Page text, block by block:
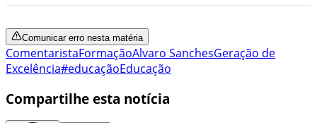
Comunicar erro nesta matéria
ComentaristaFormaçãoAlvaro SanchesGeração de
Excelência#educaçãoEducação
Compartilhe esta notícia